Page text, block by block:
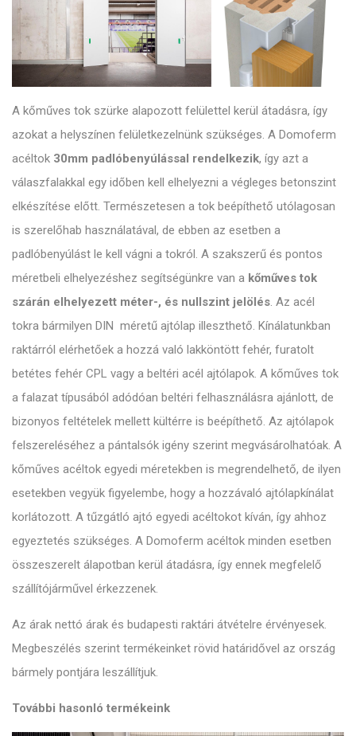
A kőműves tok szürke alapozott felülettel kerül átadásra, így
azokat a helyszínen felületkezelnünk szükséges. A Domoferm
acéltok 30mm padlóbenyúlással rendelkezik, így azt a
válaszfalakkal egy időben kell elhelyezni a végleges betonszint
elkészítése előtt. Természetesen a tok beépíthető utólagosan
is szerelőhab használatával, de ebben az esetben a
padlóbenyúlást le kell vágni a tokról. A szakszerű és pontos
méretbeli elhelyezéshez segítségünkre van a kőműves tok
szárán elhelyezett méter-, és nullszint jelölés. Az acél
tokra bármilyen DIN méretű ajtólap illeszthető. Kínálatunkban
raktárról elérhetőek a hozzá való lakköntött fehér, furatolt
betétes fehér CPL vagy a beltéri acél ajtólapok. A kőműves tok
a falazat típusából adódóan beltéri felhasználásra ajánlott, de
bizonyos feltételek mellett kültérre is beépíthető. Az ajtólapok
felszereléséhez a pántalsók igény szerint megvásárolhatóak. A
kőműves acéltok egyedi méretekben is megrendelhető, de ilyen
esetekben vegyük figyelembe, hogy a hozzávaló ajtólapkínálat
korlátozott. A tűzgátló ajtó egyedi acéltokot kíván, így ahhoz
egyeztetés szükséges. A Domoferm acéltok minden esetben
összeszerelt álapotban kerül átadásra, így ennek megfelelő
szállítójárművel érkezzenek.
Az árak nettó árak és budapesti raktári átvételre érvényesek.
Megbeszélés szerint termékeinket rövid határidővel az ország
bármely pontjára leszállítjuk.
További hasonló termékeink